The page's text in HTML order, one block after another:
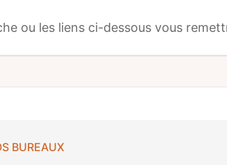
ou les liens ci-dessous vous
BUREAUX